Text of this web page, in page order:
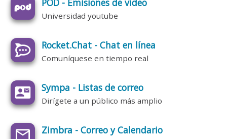
POD - Emisiones de vídeo
Universidad youtube
Rocket.Chat - Chat en línea
Comuníquese en tiempo real
Sympa - Listas de correo
Dirígete a un público más amplio
Zimbra - Correo y Calendario